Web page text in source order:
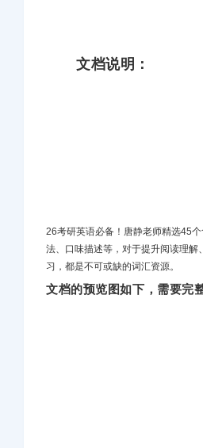
文档说明：
26考研英语必备！唐静老师精选45
法、口味描述等，对于提升阅读理
习，都是不可或缺的词汇资源。
文档的预览图如下，需要完